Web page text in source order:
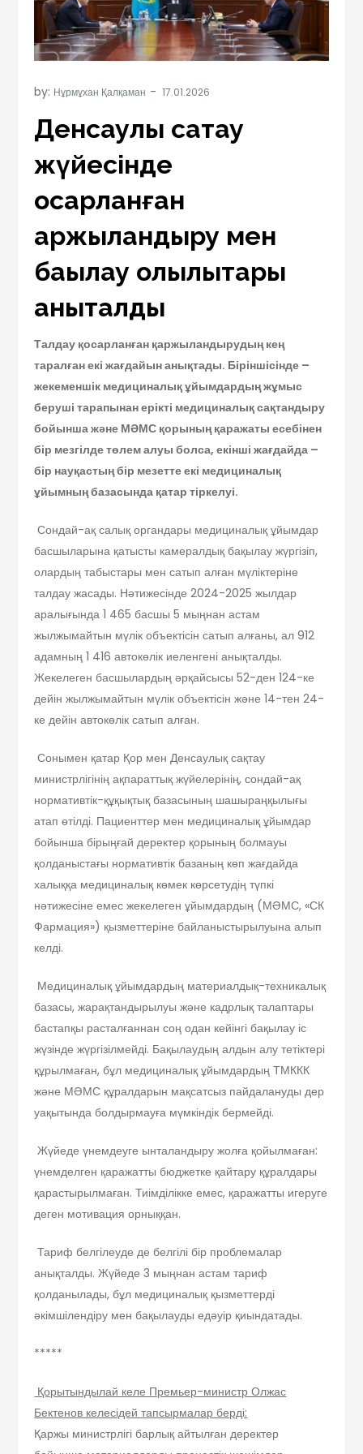
by: Нұрмұхан Қалқаман
Денсаулық сақтау
жүйесінде
қосарланған
қаржыландыру мен
бақылау олқылықтары
анықталды
Талдау қосарланған қаржыландырудың кең
таралған екі жағдайын анықтады. Біріншісінде –
жекеменшік медициналық ұйымдардың жұмыс
беруші тарапынан ерікті медициналық сақтандыру
бойынша және МӘМС қорының қаражаты есебінен
бір мезгілде төлем алуы болса, екінші жағдайда –
бір науқастың бір мезетте екі медициналық
ұйымның базасында қатар тіркелуі.
Сондай-ақ салық органдары медициналық ұйымдар
басшыларына қатысты камералдық бақылау жүргізіп,
олардың табыстары мен сатып алған мүліктеріне
талдау жасады. Нәтижесінде 2024-2025 жылдар
аралығында 1 465 басшы 5 мыңнан астам
жылжымайтын мүлік объектісін сатып алғаны, ал 912
адамның 1 416 автокөлік иеленгені анықталды.
Жекелеген басшылардың әрқайсысы 52-ден 124-ке
дейін жылжымайтын мүлік объектісін және 14-тен 24-
ке дейін автокөлік сатып алған.
Сонымен қатар Қор мен Денсаулық сақтау
министрлігінің ақпараттық жүйелерінің, сондай-ақ
нормативтік-құқықтық базасының шашыраңқылығы
атап өтілді. Пациенттер мен медициналық ұйымдар
бойынша бірыңғай деректер қорының болмауы
қолданыстағы нормативтік базаның көп жағдайда
халыққа медициналық көмек көрсетудің түпкі
нәтижесіне емес жекелеген ұйымдардың (МӘМС, «СК
Фармация») қызметтеріне байланыстырылуына алып
келді.
Медициналық ұйымдардың материалдық-техникалық
базасы, жарақтандырылуы және кадрлық талаптары
бастапқы расталғаннан соң одан кейінгі бақылау іс
жүзінде жүргізілмейді. Бақылаудың алдын алу тетіктері
құрылмаған, бұл медициналық ұйымдардың ТМККК
және МӘМС құралдарын мақсатсыз пайдалануды дер
уақытында болдырмауға мүмкіндік бермейді.
Жүйеде үнемдеуге ынталандыру жолға қойылмаған:
үнемделген қаражатты бюджетке қайтару құралдары
қарастырылмаған. Тиімділікке емес, қаражатты игеруге
деген мотивация орныққан.
Тариф белгілеуде де белгілі бір проблемалар
анықталды. Жүйеде 3 мыңнан астам тариф
қолданылады, бұл медициналық қызметтерді
әкімшілендіру мен бақылауды едәуір қиындатады.
*****
Қорытындылай келе Премьер-министр Олжас
Бектенов келесідей тапсырмалар берді:
Қаржы министрлігі барлық айтылған деректер